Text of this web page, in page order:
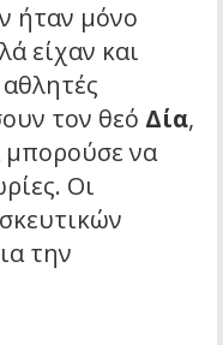
ήταν μόνο
είχαν και
τον θεό Δία,
μπορούσε να
Οι
την